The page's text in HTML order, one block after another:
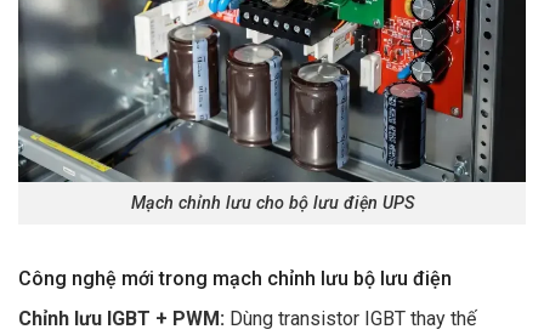
Mạch chỉnh lưu cho bộ lưu điện UPS
Công nghệ mới trong mạch chỉnh lưu bộ lưu điện
Chỉnh lưu IGBT + PWM: Dùng transistor IGBT thay thế